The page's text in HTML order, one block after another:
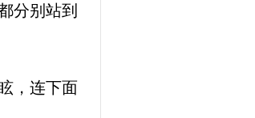
分别站到
，连下面